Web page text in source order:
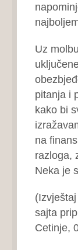
Uz
pitanja i
kako bi
na
razloga,
Neka je
sajta
Cetinje,